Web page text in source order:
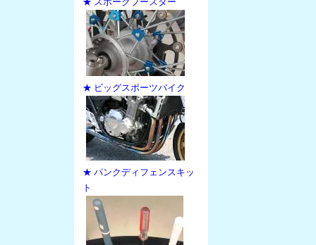
★ ビッグスポーツバイク
★ パンクディフェンスキッ
ト